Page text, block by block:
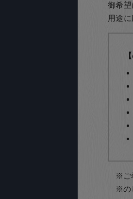
御希望
用途
の